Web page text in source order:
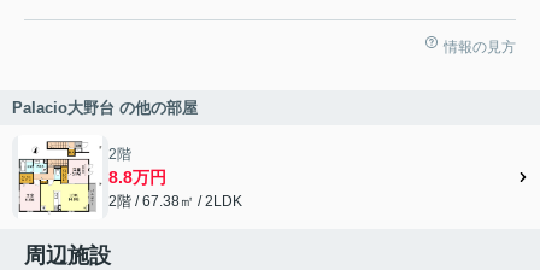
情報の見方
Palacio大野台 の他の部屋
2階
8.8万円
2階 / 67.38㎡ / 2LDK
周辺施設